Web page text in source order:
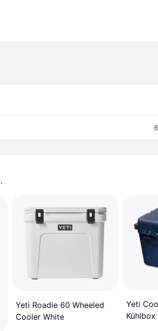
Yeti Roadie 60 Wheeled
Cooler White
Yeti
Kühlbox